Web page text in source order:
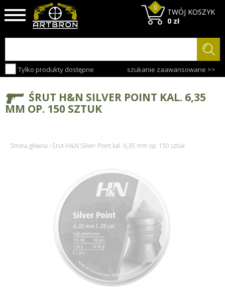
Tylko produkty dostępne szukanie zaawansowane >>
TWÓJ KOSZYK
0
0 zł
ŚRUT H&N SILVER POINT KAL. 6,35
MM OP. 150 SZTUK
Strona główna › Śrut H&N Silver Point kal. 6,35 mm op. 150 sztuk